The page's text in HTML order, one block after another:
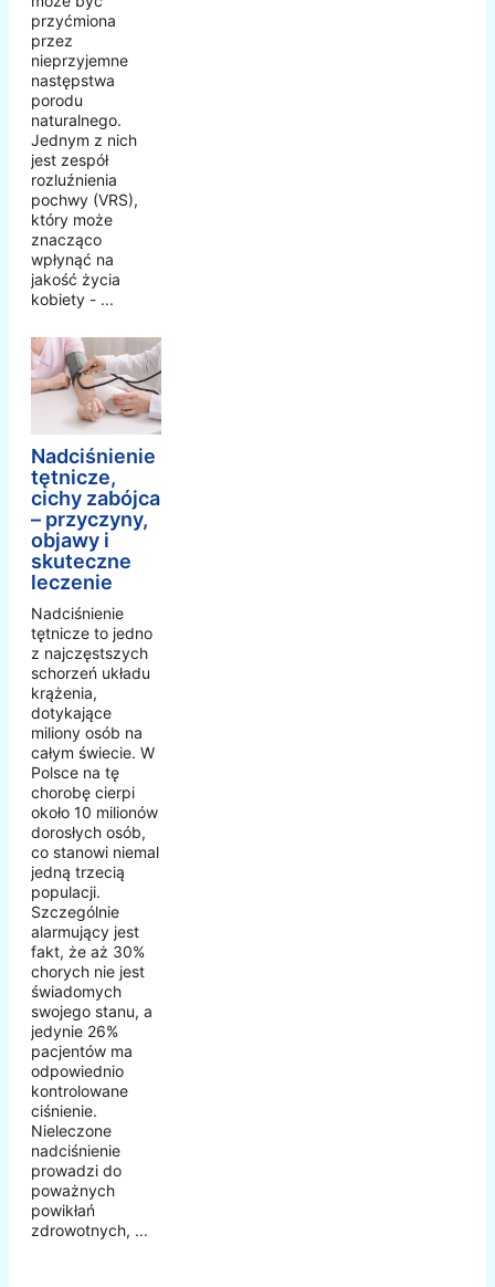
przyćmiona
przez
nieprzyjemne
następstwa
porodu
naturalnego.
Jednym z nich
jest zespół
rozluźnienia
pochwy (VRS),
który może
znacząco
wpłynąć na
jakość życia
kobiety - ...
Nadciśnienie
tętnicze,
cichy zabójca
– przyczyny,
objawy i
skuteczne
leczenie
Nadciśnienie
tętnicze to jedno
z najczęstszych
schorzeń układu
krążenia,
dotykające
miliony osób na
całym świecie. W
Polsce na tę
chorobę cierpi
około 10 milionów
dorosłych osób,
co stanowi niemal
jedną trzecią
populacji.
Szczególnie
alarmujący jest
fakt, że aż 30%
chorych nie jest
świadomych
swojego stanu, a
jedynie 26%
pacjentów ma
odpowiednio
kontrolowane
ciśnienie.
Nieleczone
nadciśnienie
prowadzi do
poważnych
powikłań
zdrowotnych, ...